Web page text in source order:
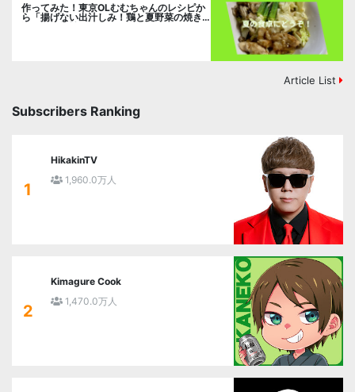
作ってみた！東京OLむむちゃんのレシピか
ら「揚げない出汁しみ！鶏と夏野菜の焼き
浸し」に挑戦。
Article List
Subscribers Ranking
1
HikakinTV
1,960.0万人
2
Kimagure Cook
1,470.0万人